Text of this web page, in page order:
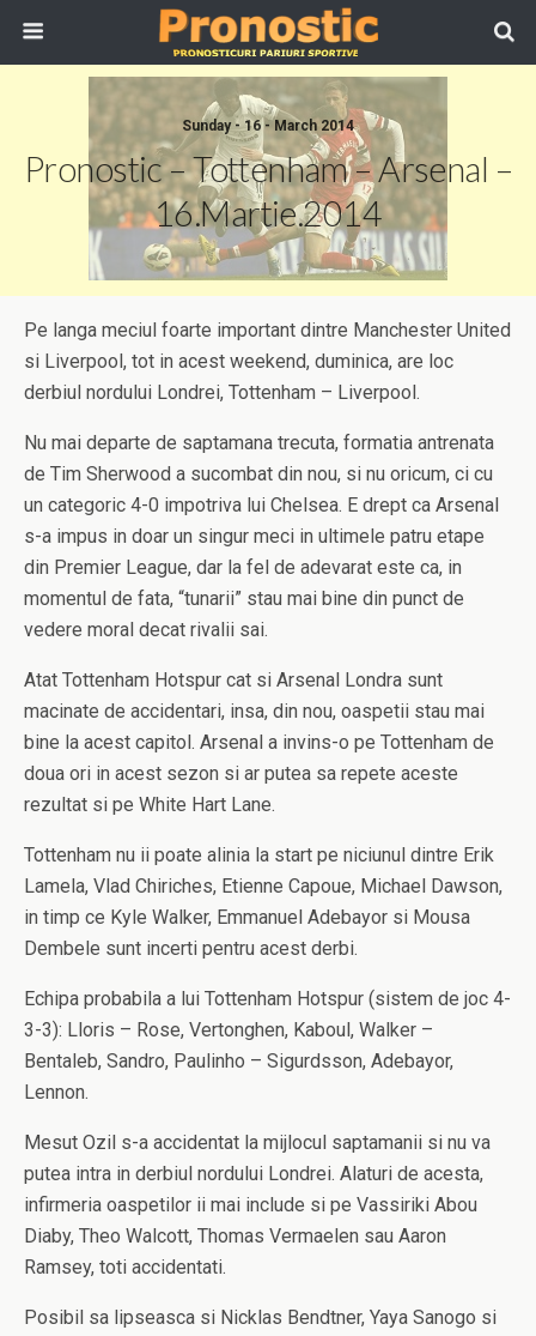
Sunday - 16 - March 2014
Pronostic – Tottenham – Arsenal –
16.Martie.2014
Pe langa meciul foarte important dintre Manchester United
si Liverpool, tot in acest weekend, duminica, are loc
derbiul nordului Londrei, Tottenham – Liverpool.
Nu mai departe de saptamana trecuta, formatia antrenata
de Tim Sherwood a sucombat din nou, si nu oricum, ci cu
un categoric 4-0 impotriva lui Chelsea. E drept ca Arsenal
s-a impus in doar un singur meci in ultimele patru etape
din Premier League, dar la fel de adevarat este ca, in
momentul de fata, “tunarii” stau mai bine din punct de
vedere moral decat rivalii sai.
Atat Tottenham Hotspur cat si Arsenal Londra sunt
macinate de accidentari, insa, din nou, oaspetii stau mai
bine la acest capitol. Arsenal a invins-o pe Tottenham de
doua ori in acest sezon si ar putea sa repete aceste
rezultat si pe White Hart Lane.
Tottenham nu ii poate alinia la start pe niciunul dintre Erik
Lamela, Vlad Chiriches, Etienne Capoue, Michael Dawson,
in timp ce Kyle Walker, Emmanuel Adebayor si Mousa
Dembele sunt incerti pentru acest derbi.
Echipa probabila a lui Tottenham Hotspur (sistem de joc 4-
3-3): Lloris – Rose, Vertonghen, Kaboul, Walker –
Bentaleb, Sandro, Paulinho – Sigurdsson, Adebayor,
Lennon.
Mesut Ozil s-a accidentat la mijlocul saptamanii si nu va
putea intra in derbiul nordului Londrei. Alaturi de acesta,
infirmeria oaspetilor ii mai include si pe Vassiriki Abou
Diaby, Theo Walcott, Thomas Vermaelen sau Aaron
Ramsey, toti accidentati.
Posibil sa lipseasca si Nicklas Bendtner, Yaya Sanogo si